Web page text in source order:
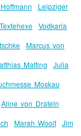
Leipziger
Textehexe Vodkaria
Marcus von
Matting
Julia
Moskau
Aline von Drateln
Marah Woolf
Jim